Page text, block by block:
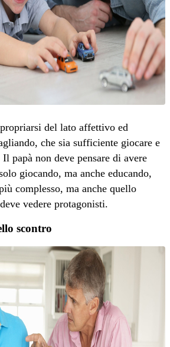
del lato affettivo ed
che sia sufficiente giocare e
papà non deve pensare di avere
giocando, ma anche educando,
complesso, ma anche quello
vedere protagonisti.
scontro